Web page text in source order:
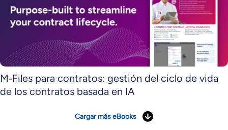
M‑Files para contratos: gestión del ciclo de vida
de los contratos basada en IA
Cargar más eBooks